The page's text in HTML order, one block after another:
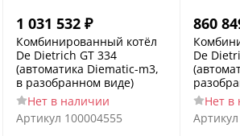
1 031 532 ₽
Комбинированный котёл
De Dietrich GT 334
(автоматика Diematic-m3,
в разобранном виде)
Нет в наличии
Артикул 100004555
860
De
Нет в
Артикул